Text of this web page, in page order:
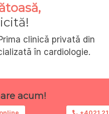
clinică privată din
în cardiologie.
acum!